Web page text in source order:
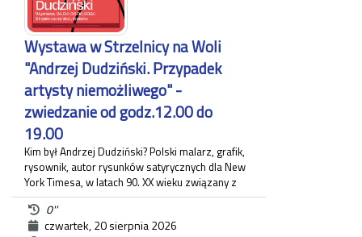
wnętrz Willi Decjusza w XIX stuleciu.
Czas trwania zwiedzania około 60 minut.
Każdy uczestnik zwiedzania jest zobowiązany do
posiadania własnego biletu.
Wystawa w Strzelnicy na Woli
"Andrzej Dudziński. Przypadek
artysty niemożliwego" -
zwiedzanie od godz.12.00 do
19.00
Kim był Andrzej Dudziński? Polski malarz, grafik,
rysownik, autor rysunków satyrycznych dla New
York Timesa, w latach 90. XX wieku związany z
krakowskim "Tygodnikiem Powszechnym", gdzie
zamieszczał regularnie komentarz polityczny. Na
wystawie pt.: "Andrzej Dudziński. Przypadek
0''
czwartek, 20 sierpnia 2026